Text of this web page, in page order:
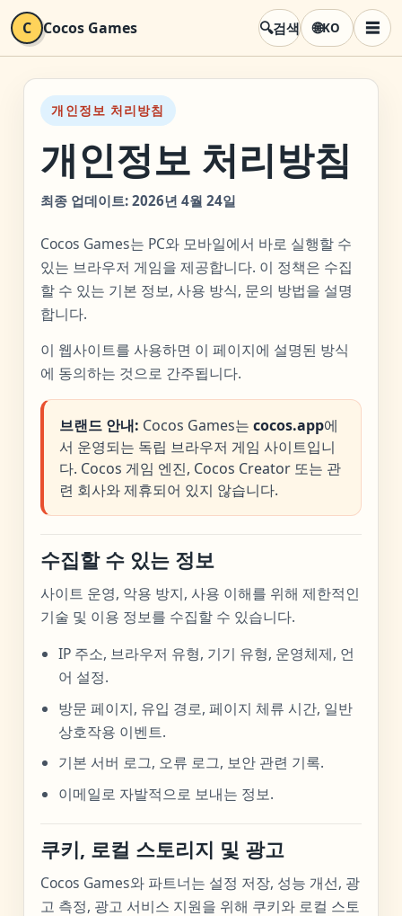
C Cocos Games 🔍검색 🌐KO ☰메뉴
개인정보 처리방침
개인정보 처리방침
최종 업데이트: 2026년 4월 24일
Cocos Games는 PC와 모바일에서 바로 실행할 수
있는 브라우저 게임을 제공합니다. 이 정책은 수집
할 수 있는 기본 정보, 사용 방식, 문의 방법을 설명
합니다.
이 웹사이트를 사용하면 이 페이지에 설명된 방식
에 동의하는 것으로 간주됩니다.
브랜드 안내: Cocos Games는cocos.app에
서 운영되는 독립 브라우저 게임 사이트입니
다. Cocos 게임 엔진, Cocos Creator 또는 관
련 회사와 제휴되어 있지 않습니다.
수집할 수 있는 정보
사이트 운영, 악용 방지, 사용 이해를 위해 제한적인
기술 및 이용 정보를 수집할 수 있습니다.
IP 주소, 브라우저 유형, 기기 유형, 운영체제, 언
어 설정.
방문 페이지, 유입 경로, 페이지 체류 시간, 일반
상호작용 이벤트.
기본 서버 로그, 오류 로그, 보안 관련 기록.
이메일로 자발적으로 보내는 정보.
쿠키, 로컬 스토리지 및 광고
Cocos Games와 파트너는 설정 저장, 성능 개선, 광
고 측정, 광고 서비스 지원을 위해 쿠키와 로컬 스토